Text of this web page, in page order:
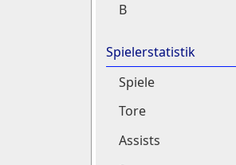
B
Spielerstatistik
Spiele
Tore
Assists